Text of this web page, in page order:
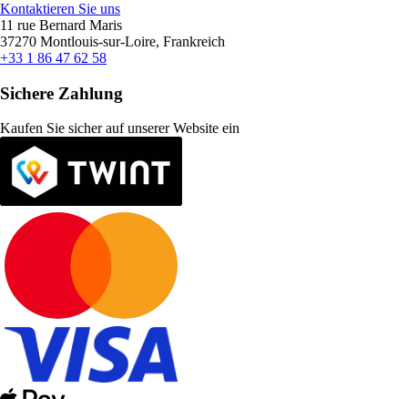
Kontaktieren Sie uns
11 rue Bernard Maris
37270 Montlouis-sur-Loire, Frankreich
+33 1 86 47 62 58
Sichere Zahlung
Kaufen Sie sicher auf unserer Website ein